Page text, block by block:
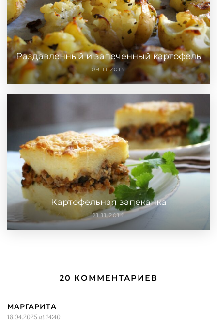
Раздавленный и запеченный картофель
09.11.2014
Картофельная запеканка
21.11.2014
20 КОММЕНТАРИЕВ
МАРГАРИТА
18.04.2025 at 14:40